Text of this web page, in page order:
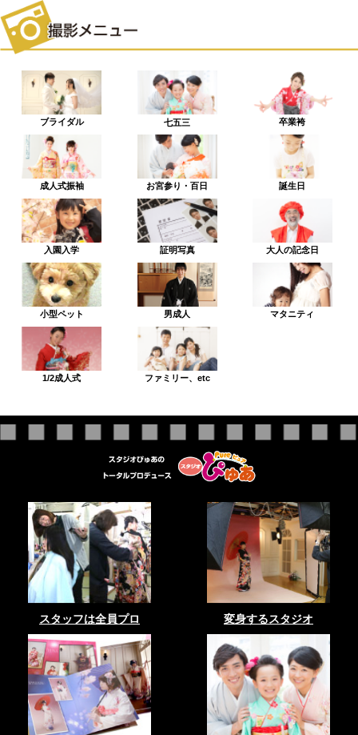
ブライダル 七五三 卒業袴
成人式振袖 お宮参り・百日 誕生日
入園入学 証明写真 大人の記念日
小型ペット 男成人 マタニティ
1/2成人式 ファミリー、etc
スタッフは全員プロ 変身するスタジオ